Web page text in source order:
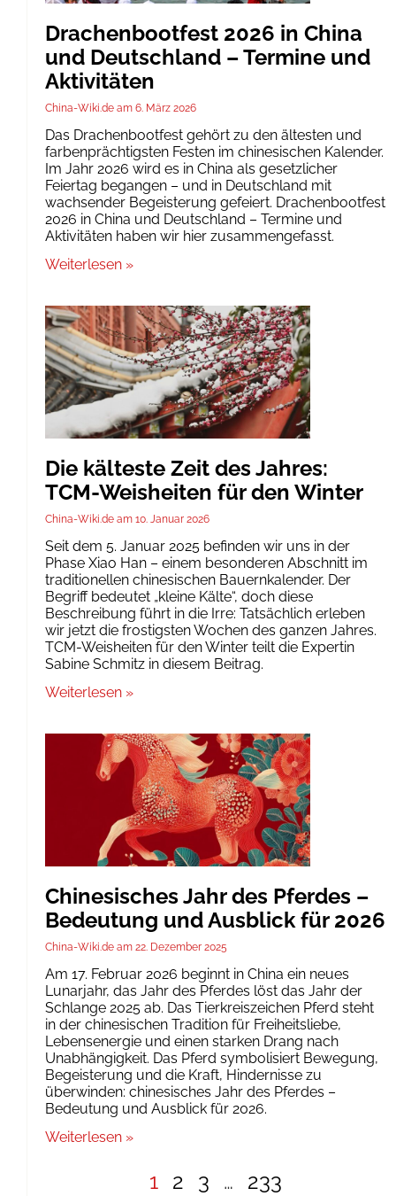
Drachenbootfest 2026 in China
und Deutschland – Termine und
Aktivitäten
China-Wiki.de 6. März 2026
Das Drachenbootfest gehört zu den ältesten und
farbenprächtigsten Festen im chinesischen Kalender.
Im Jahr 2026 wird es in China als gesetzlicher
Feiertag begangen – und in Deutschland mit
wachsender Begeisterung gefeiert. Drachenbootfest
2026 in China und Deutschland – Termine und
Aktivitäten haben wir hier zusammengefasst.
Weiterlesen »
Die kälteste Zeit des Jahres:
TCM-Weisheiten für den Winter
China-Wiki.de 10. Januar 2026
Seit dem 5. Januar 2025 befinden wir uns in der
Phase Xiao Han – einem besonderen Abschnitt im
traditionellen chinesischen Bauernkalender. Der
Begriff bedeutet „kleine Kälte“, doch diese
Beschreibung führt in die Irre: Tatsächlich erleben
wir jetzt die frostigsten Wochen des ganzen Jahres.
TCM-Weisheiten für den Winter teilt die Expertin
Sabine Schmitz in diesem Beitrag.
Weiterlesen »
Chinesisches Jahr des Pferdes –
Bedeutung und Ausblick für 2026
China-Wiki.de 22. Dezember 2025
Am 17. Februar 2026 beginnt in China ein neues
Lunarjahr, das Jahr des Pferdes löst das Jahr der
Schlange 2025 ab. Das Tierkreiszeichen Pferd steht
in der chinesischen Tradition für Freiheitsliebe,
Lebensenergie und einen starken Drang nach
Unabhängigkeit. Das Pferd symbolisiert Bewegung,
Begeisterung und die Kraft, Hindernisse zu
überwinden: chinesisches Jahr des Pferdes –
Bedeutung und Ausblick für 2026.
Weiterlesen »
1 2 3 … 233